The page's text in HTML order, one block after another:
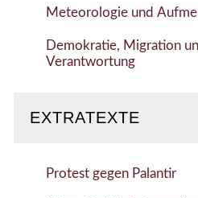
Meteorologie und
Demokratie, Migration
Verantwortung
EXTRATEXTE
Protest gegen Palantir